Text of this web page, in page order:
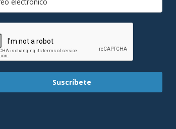
Suscríbete